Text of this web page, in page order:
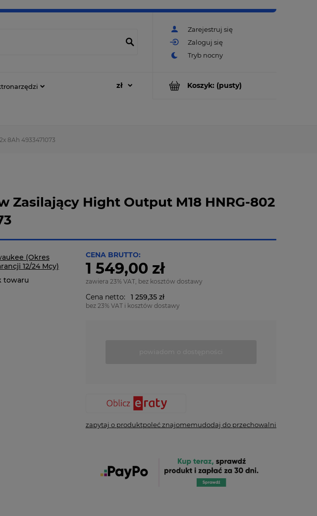
Zarejestruj się
Zaloguj się
Koszyk: (pusty)
8Ah 4933471073
Zasilający Hight Output M18 HNRG-802
(Okres
12/24 Mcy)
towaru
CENA BRUTTO:
1 549,00 zł
zawiera 23% VAT, bez kosztów dostawy
Cena netto: 1 259,35 zł
bez 23% VAT i kosztów dostawy
zapytaj o produktpoleć znajomemudodaj do przechowalni